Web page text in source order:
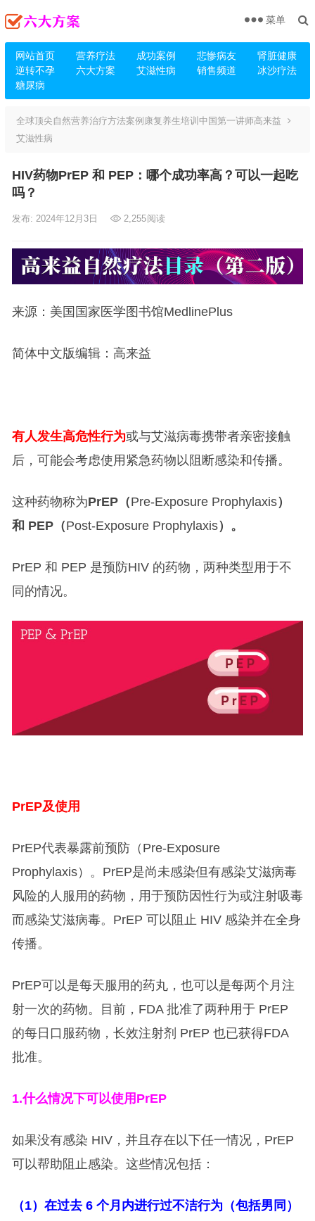
网站首页 营养疗法 成功案例 悲惨病友
肾脏健康
逆转不孕
六大方案 艾滋性病 销售频道
冰沙疗法
糖尿病
菜单
全球顶尖自然营养治疗方法案例康复养生培训中国第一讲师高来益
艾滋性病
HIV药物PrEP 和 PEP：哪个成功率高？可以一起吃
吗？
发布: 2024年12月3日 2,255阅读
来源：美国国家医学图书馆MedlinePlus
简体中文版编辑：高来益
有人发生高危性行为或与艾滋病毒携带者亲密接触
后，可能会考虑使用紧急药物以阻断感染和传播。
这种药物称为PrEP（Pre-Exposure Prophylaxis）
和 PEP（Post-Exposure Prophylaxis）。
PrEP 和 PEP 是预防HIV 的药物，两种类型用于不
同的情况。
PrEP及使用
PrEP代表暴露前预防（Pre-Exposure
Prophylaxis）。PrEP是尚未感染但有感染艾滋病毒
风险的人服用的药物，用于预防因性行为或注射吸毒
而感染艾滋病毒。PrEP 可以阻止 HIV 感染并在全身
传播。
PrEP可以是每天服用的药丸，也可以是每两个月注
射一次的药物。目前，FDA 批准了两种用于 PrEP
的每日口服药物，长效注射剂 PrEP 也已获得FDA
批准。
1.什么情况下可以使用PrEP
如果没有感染 HIV，并且存在以下任一情况，PrEP
可以帮助阻止感染。这些情况包括：
（1）在过去 6 个月内进行过不洁行为（包括男同）